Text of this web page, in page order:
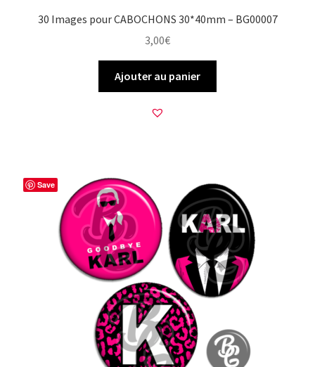
30 Images pour CABOCHONS 30*40mm – BG00007
3,00€
Ajouter au panier
Save